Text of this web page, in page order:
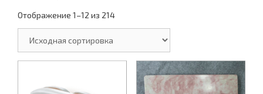
Отображение 1–12 из 214